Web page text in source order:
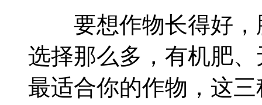
要想作物长得好，
选择那么多，有机肥
最适合你的作物，这